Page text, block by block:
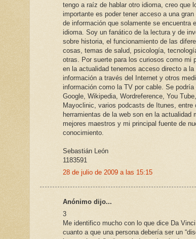
tengo a raíz de hablar otro idioma, creo que
importante es poder tener acceso a una gran
de información que solamente se encuentra
idioma. Soy un fanático de la lectura y de
sobre historia, el funcionamiento de las
cosas, temas de salud, psicología,
otras. Por suerte para los curiosos como mi
en la actualidad tenemos acceso directo a la
información a través del Internet y otros
información como la TV por cable. Se podría
Google, Wikipedia, Wordreference, You Tube,
Mayoclinic, varios podcasts de Itunes, entre
herramientas de la web son en la actualidad
mejores maestros y mi principal fuente de
conocimiento.
Sebastián León
1183591
28 de julio de 2009 a las 15:15
Anónimo dijo...
3
Me identifico mucho con lo que dice Da
cuanto a que una persona debería ser un